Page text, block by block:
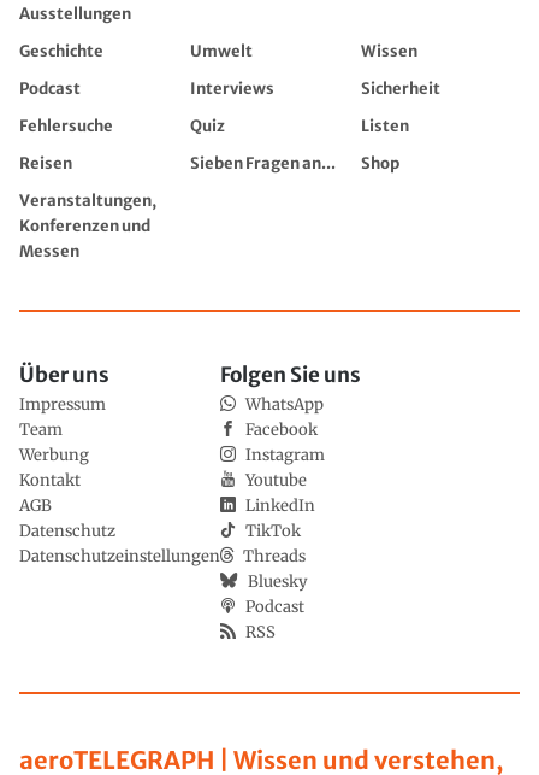
Ausstellungen
Geschichte Umwelt
Wissen
Podcast
Interviews
Sicherheit
Fehlersuche
Quiz
Listen
Reisen
Sieben Fragen an...
Shop
Veranstaltungen,
Konferenzen und
Messen
aeroTELEGRAPH | Wissen und verstehen,
Über uns
Impressum
Team
Werbung
Kontakt
AGB
Datenschutz
Datenschutzeinstellungen
Folgen Sie uns
WhatsApp
Facebook
Instagram
Youtube
LinkedIn
TikTok
Threads
Bluesky
Podcast
RSS